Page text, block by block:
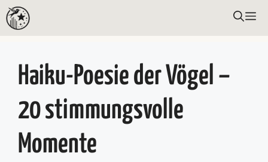
Zum
Inhalt
Haiku-Poesie der Vögel –
20 stimmungsvolle
Momente